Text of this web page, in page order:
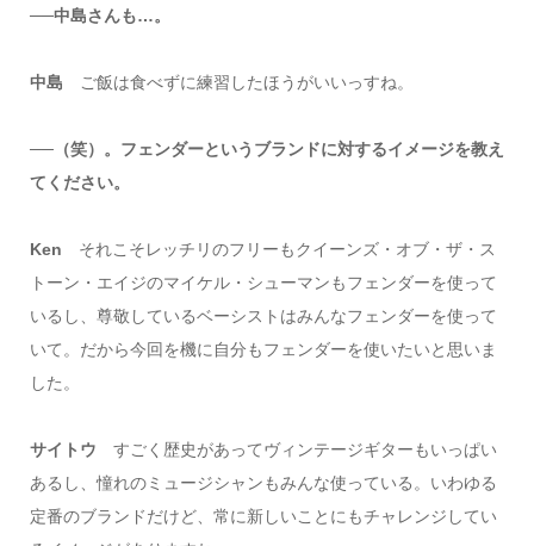
──中島さんも…。
中島 ご飯は食べずに練習したほうがいいっすね。
──（笑）。フェンダーというブランドに対するイメージを教え
てください。
Ken それこそレッチリのフリーもクイーンズ・オブ・ザ・ス
トーン・エイジのマイケル・シューマンもフェンダーを使って
いるし、尊敬しているベーシストはみんなフェンダーを使って
いて。だから今回を機に自分もフェンダーを使いたいと思いま
した。
サイトウ すごく歴史があってヴィンテージギターもいっぱい
あるし、憧れのミュージシャンもみんな使っている。いわゆる
定番のブランドだけど、常に新しいことにもチャレンジしてい